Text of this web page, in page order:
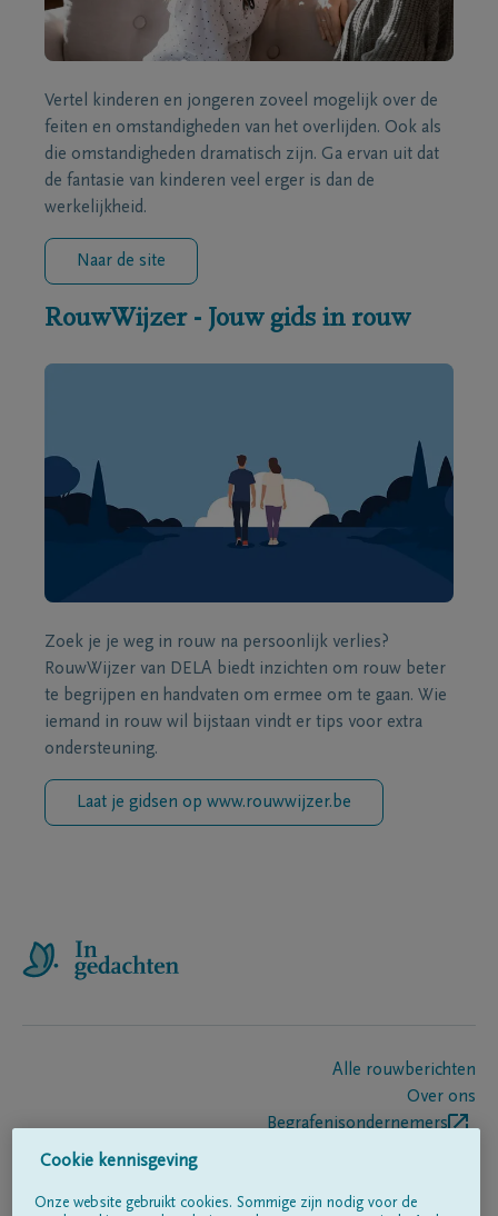
Vertel kinderen en jongeren zoveel mogelijk over de
feiten en omstandigheden van het overlijden. Ook als
die omstandigheden dramatisch zijn. Ga ervan uit dat
de fantasie van kinderen veel erger is dan de
werkelijkheid.
Naar de site
RouwWijzer - Jouw gids in rouw
Zoek je je weg in rouw na persoonlijk verlies?
RouwWijzer van DELA biedt inzichten om rouw beter
te begrijpen en handvaten om ermee om te gaan. Wie
iemand in rouw wil bijstaan vindt er tips voor extra
ondersteuning.
Laat je gidsen op www.rouwwijzer.be
Alle rouwberichten
Over ons
Begrafenisondernemers
Cookie kennisgeving
Onze website gebruikt cookies. Sommige zijn nodig voor de